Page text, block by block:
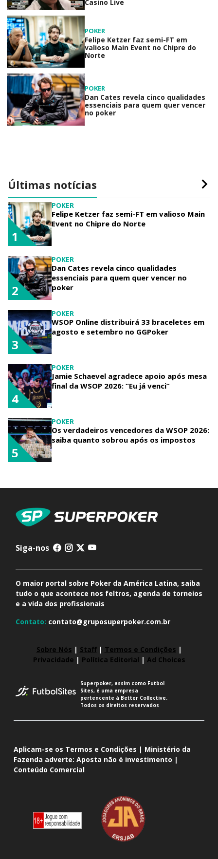
Casino Live
POKER
Felipe Ketzer faz semi-FT em
valioso Main Event no Chipre do
Norte
POKER
Dan Cates revela cinco qualidades
essenciais para quem quer vencer
no poker
Últimas notícias
POKER
Felipe Ketzer faz semi-FT em valioso Main
Event no Chipre do Norte
1
POKER
Dan Cates revela cinco qualidades
essenciais para quem quer vencer no
poker
2
POKER
WSOP Online distribuirá 33 braceletes em
agosto e setembro no GGPoker
3
POKER
Jamie Schaevel agradece apoio após mesa
final da WSOP 2026: “Eu já venci”
4
POKER
Os verdadeiros vencedores da WSOP 2026:
saiba quanto sobrou após os impostos
5
Siga-nos
O maior portal sobre Poker da América Latina, saiba
tudo o que acontece nos feltros, agenda de torneios
e a vida dos profissionais
Contato: contato@gruposuperpoker.com.br
Sobre Nós | Staff| Termos e Condições |
Privacidade | Política Editorial | Ad Choices
Superpoker, assim como Futbol
Sites, é uma empresa
pertencente à Better Collective.
Todos os direitos reservados
Aplicam-se os Termos e Condições | Ministério da
Fazenda adverte: Aposta não é investimento |
Conteúdo Comercial